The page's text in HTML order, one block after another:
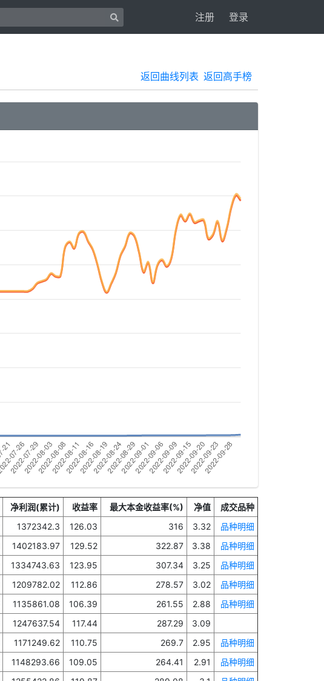
注册 登录
返回高手榜
返回曲线列表
净利润(累计) 收益率 最大本金收益率(%) 净值
成交品种
1372342.3 126.03 316 3.32
品种明细
1402183.97 129.52 322.87 3.38
品种明细
1334743.63 123.95 307.34 3.25
品种明细
1209782.02 112.86 278.57 3.02
品种明细
1135861.08 106.39 261.55 2.88
品种明细
1247637.54 117.44 287.29
3.09
1171249.62 110.75 269.7 2.95
品种明细
1148293.66 109.05 264.41 2.91
品种明细